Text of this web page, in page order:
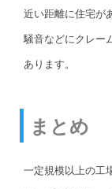
近い距離に住宅が
騒音などにクレー
あります。
まとめ
一定規模以上の工